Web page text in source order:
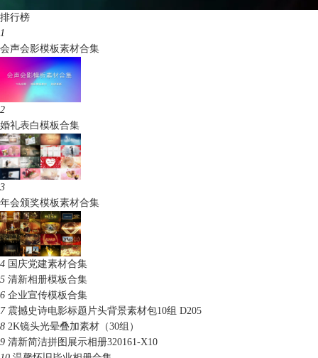
排行榜
1
会声会影模板素材合集
2
婚礼表白模板合集
3
年会颁奖模板素材合集
4 国庆党建素材合集
5 清新相册模板合集
6 企业宣传模板合集
7 震撼史诗电影标题片头背景素材包10组 D205
8 2K镜头光晕叠加素材（30组）
9 清新简洁拼图展示相册320161-X10